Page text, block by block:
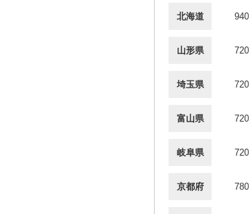
北海道
山形県
埼玉県
富山県
岐阜県
京都府